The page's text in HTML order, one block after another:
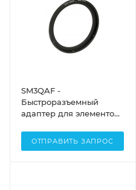
SM3QAF -
Быстроразъемный
адаптер для элементов
внешней SM резьбой,
Thorlabs
ОТПРАВИТЬ ЗАПРОС